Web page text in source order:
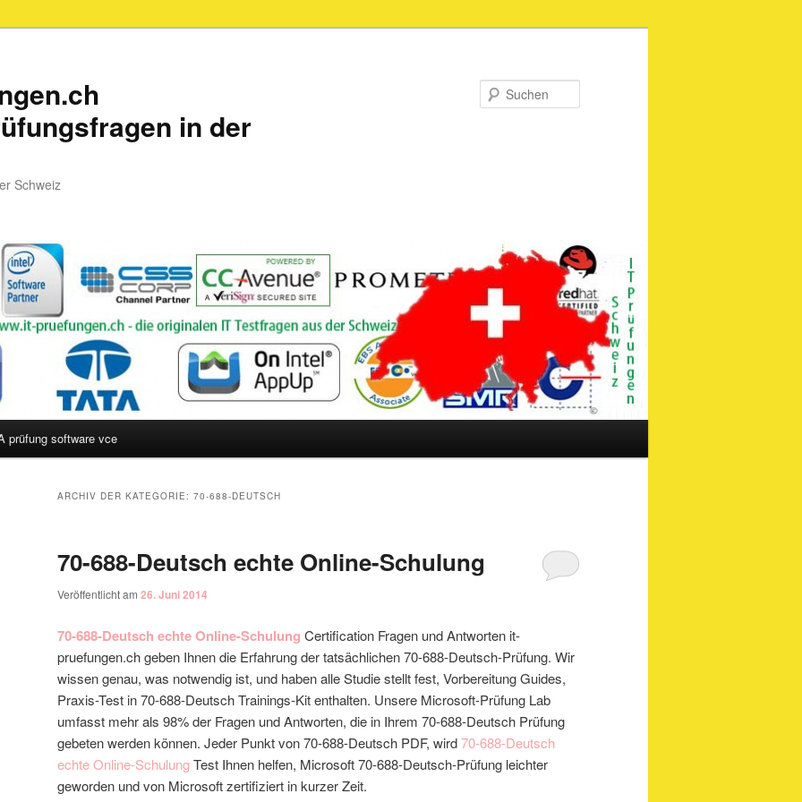
in der
Schweiz
prüfung software vce
ARCHIV DER KATEGORIE: 70-688-DEUTSCH
70-688-Deutsch echte Online-Schulung
Veröffentlicht am 26. Juni 2014
70-688-Deutsch echte Online-Schulung Certification Fragen und Antworten it-
pruefungen.ch geben Ihnen die Erfahrung der tatsächlichen 70-688-Deutsch-Prüfung. Wir
wissen genau, was notwendig ist, und haben alle Studie stellt fest, Vorbereitung Guides,
Praxis-Test in 70-688-Deutsch Trainings-Kit enthalten. Unsere Microsoft-Prüfung Lab
umfasst mehr als 98% der Fragen und Antworten, die in Ihrem 70-688-Deutsch Prüfung
gebeten werden können. Jeder Punkt von 70-688-Deutsch PDF, wird70-688-Deutsch
echte Online-SchulungTest Ihnen helfen, Microsoft 70-688-Deutsch-Prüfung leichter
geworden und von Microsoft zertifiziert in kurzer Zeit.